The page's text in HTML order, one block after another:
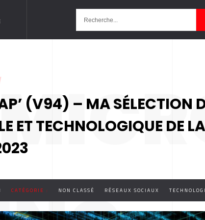
(V94) – MA SÉLECTION
ET TECHNOLOGIQUE DE
CATÉGORIE : NON CLASSÉ RÉSEAUX SOCIAUX